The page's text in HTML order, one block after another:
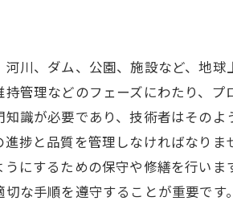
川、ダム、公園、施設など、地
管理などのフェーズにわたり、
識が必要であり、技術者はその
捗と品質を管理しなければなり
にするための保守や修繕を行い
な手順を遵守することが重要で